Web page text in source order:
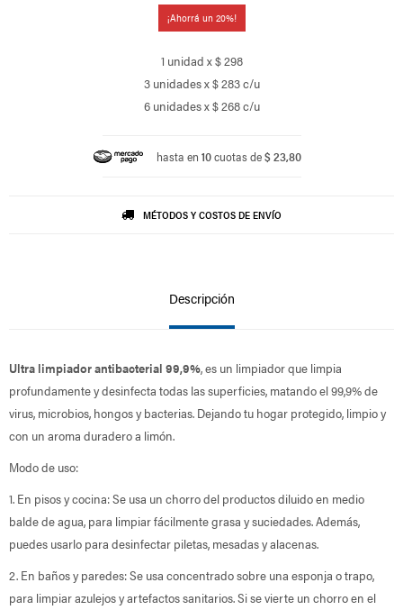
20
1 unidad x $ 298
3 unidades x $ 283 c/u
6 unidades x $ 268 c/u
hasta en 10cuotas de$ 23,80
MÉTODOS Y COSTOS DE ENVÍO
Descripción
Ultra limpiador antibacterial 99,9%, es un limpiador que limpia
profundamente y desinfecta todas las superficies, matando el 99,9% de
virus, microbios, hongos y bacterias. Dejando tu hogar protegido, limpio y
con un aroma duradero a limón.
Modo de uso:
1. En pisos y cocina: Se usa un chorro del productos diluido en medio
balde de agua, para limpiar fácilmente grasa y suciedades. Además,
puedes usarlo para desinfectar piletas, mesadas y alacenas.
2. En baños y paredes: Se usa concentrado sobre una esponja o trapo,
para limpiar azulejos y artefactos sanitarios. Si se vierte un chorro en el